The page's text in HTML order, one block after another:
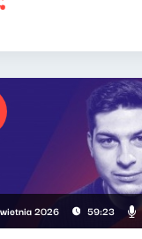
2026 59:23